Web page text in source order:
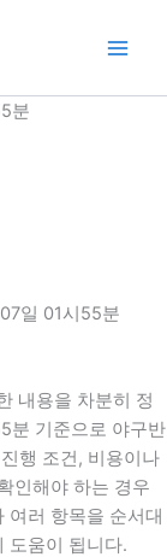
분
일 01시55분
내용을 차분히 정
분 기준으로 야구반
행 조건, 비용이나
인해야 하는 경우
여러 항목을 순서대
도움이 됩니다.